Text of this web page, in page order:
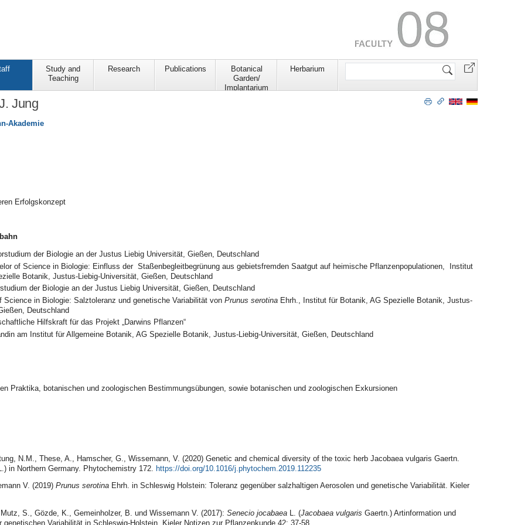
Study and
Teaching
Research Publications
Botanical
Garden/
Implantarium
Herbarium
Search
Jung
Akademie
Erfolgskonzept
der Biologie an der Justus Liebig Universität, Gießen, Deutschland
of Science in Biologie: Einfluss der Staßenbegleitbegrünung aus gebietsfremden Saatgut auf heimische Pflanzenpopulationen, Institut
Botanik, Justus-Liebig-Universität, Gießen, Deutschland
der Biologie an der Justus Liebig Universität, Gießen, Deutschland
Science in Biologie: Salztoleranz und genetische Variabilität von Prunus serotina Ehrh., Institut für Botanik, AG Spezielle Botanik, Justus-
Deutschland
Hilfskraft für das Projekt „Darwins Pflanzen“
am Institut für Allgemeine Botanik, AG Spezielle Botanik, Justus-Liebig-Universität, Gießen, Deutschland
Praktika, botanischen und zoologischen Bestimmungsübungen, sowie botanischen und zoologischen Exkursionen
N.M., These, A., Hamscher, G., Wissemann, V. (2020) Genetic and chemical diversity of the toxic herb Jacobaea vulgaris Gaertn.
in Northern Germany. Phytochemistry 172. https://doi.org/10.1016/j.phytochem.2019.112235
V. (2019) Prunus serotina Ehrh. in Schleswig Holstein: Toleranz gegenüber salzhaltigen Aerosolen und genetische Variabilität. Kieler
S., Gözde, K., Gemeinholzer, B. und Wissemann V. (2017): Senecio jocabaea L. (Jacobaea vulgaris Gaertn.) Artinformation und
genetischen Variabilität in Schleswig-Holstein. Kieler Notizen zur Pflanzenkunde 42: 37-58